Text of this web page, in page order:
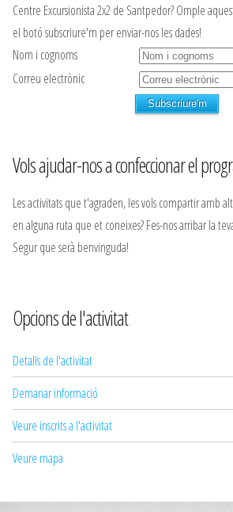
Centre Excursionista 2x2 de Santpedor? Omple
el botó subscriure'm per enviar-nos les dades!
Nom i cognoms
Correu electrònic
Vols ajudar-nos a confeccionar el
Les activitats que t'agraden, les vols compartir amb
en alguna ruta que et coneixes? Fes-nos arribar la
Segur que serà benvinguda!
Opcions de l'activitat
Detalls de l'activitat
Demanar informació
Veure inscrits a l'activitat
Veure mapa